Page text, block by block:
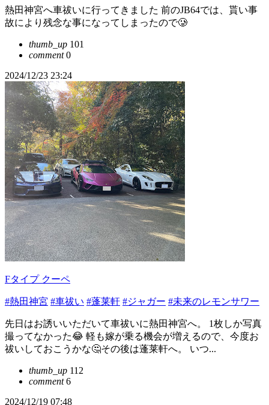
熱田神宮へ車祓いに行ってきました 前のJB64では、貰い事
故により残念な事になってしまったので🥲
thumb_up 101
comment0
2024/12/23 23:24
Fタイプ クーペ
#熱田神宮 #車祓い #蓬莱軒 #ジャガー #未来のレモンサワー
先日はお誘いいただいて車祓いに熱田神宮へ。 1枚しか写真
撮ってなかった😂 軽も嫁が乗る機会が増えるので、今度お
祓いしておこうかな🤔その後は蓬莱軒へ。 いつ...
thumb_up 112
comment6
2024/12/19 07:48